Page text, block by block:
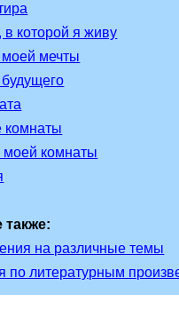
в которой я живу
моей мечты
комнаты
моей комнаты
также:
на различные темы
по литературным